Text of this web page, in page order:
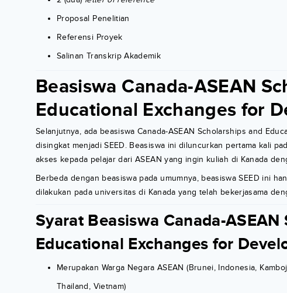
Proposal Penelitian
Referensi Proyek
Salinan Transkrip Akademik
Beasiswa Canada-ASEAN
Educational Exchanges for
Selanjutnya, ada beasiswa Canada-ASEAN Scholarships and
disingkat menjadi SEED. Beasiswa ini diluncurkan pertama kali
akses kepada pelajar dari ASEAN yang ingin kuliah di Kanada
Berbeda dengan beasiswa pada umumnya, beasiswa SEED ini
dilakukan pada universitas di Kanada yang telah bekerjasama
Syarat Beasiswa Canada-
Educational Exchanges for
Merupakan Warga Negara ASEAN (Brunei, Indonesia,
Thailand, Vietnam)